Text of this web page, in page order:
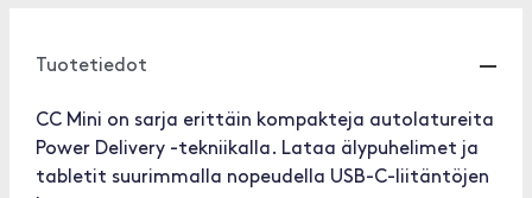
Tuotetiedot
CC Mini on sarja erittäin kompakteja autolatureita
Power Delivery -tekniikalla. Lataa älypuhelimet ja
tabletit suurimmalla nopeudella USB-C-liitäntöjen